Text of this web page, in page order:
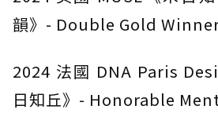
韻》- Double Gold
2024 法國 DNA Paris
日知丘》- Honorable